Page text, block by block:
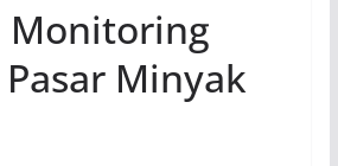
Monitoring
Minyak